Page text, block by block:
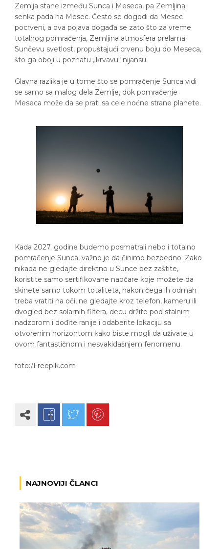
Zemlja stane između Sunca i Meseca, pa Zemljina
senka pada na Mesec. Često se dogodi da Mesec
pocrveni, a ova pojava događa se zato što za vreme
totalnog pomračenja, Zemljina atmosfera prelama
Sunčevu svetlost, propuštajući crvenu boju do Meseca,
što ga oboji u poznatu „krvavu“ nijansu.
Glavna razlika je u tome što se pomračenje Sunca vidi
se samo sa malog dela Zemlje, dok pomračenje
Meseca može da se prati sa cele noćne strane planete.
Kada 2027. godine budemo posmatrali nebo i totalno
pomračenje Sunca, važno je da činimo bezbedno. Zako
nikada ne gledajte direktno u Sunce bez zaštite,
koristite samo sertifikovane naočare koje možete da
skinete samo tokom totaliteta, nakon čega ih odmah
treba vratiti na oči, ne gledajte kroz telefon, kameru ili
dvogled bez solarnih filtera, decu držite pod stalnim
nadzorom i dođite ranije i odaberite lokaciju sa
otvorenim horizontom kako biste mogli da uživate u
ovom fantastičnom i nesvakidašnjem fenomenu.
foto:/Freepik.com
NAJNOVIJI ČLANCI